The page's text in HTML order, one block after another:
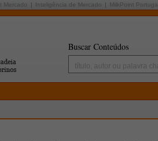
Mercado Inteligência de Mercado MilkPoint Portugal
Buscar Conteúdos